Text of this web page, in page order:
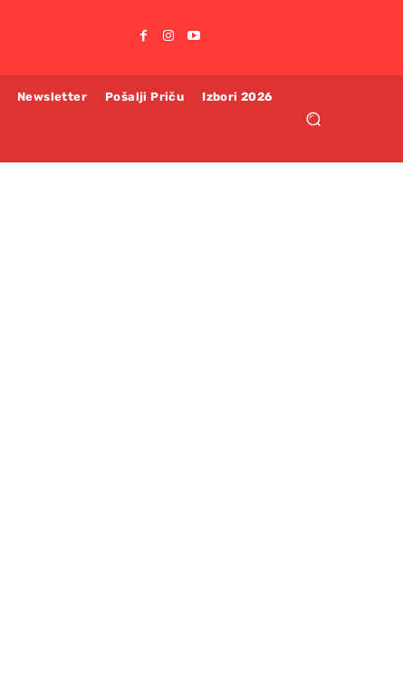
Newsletter Pošalji Priču Izbori 2026